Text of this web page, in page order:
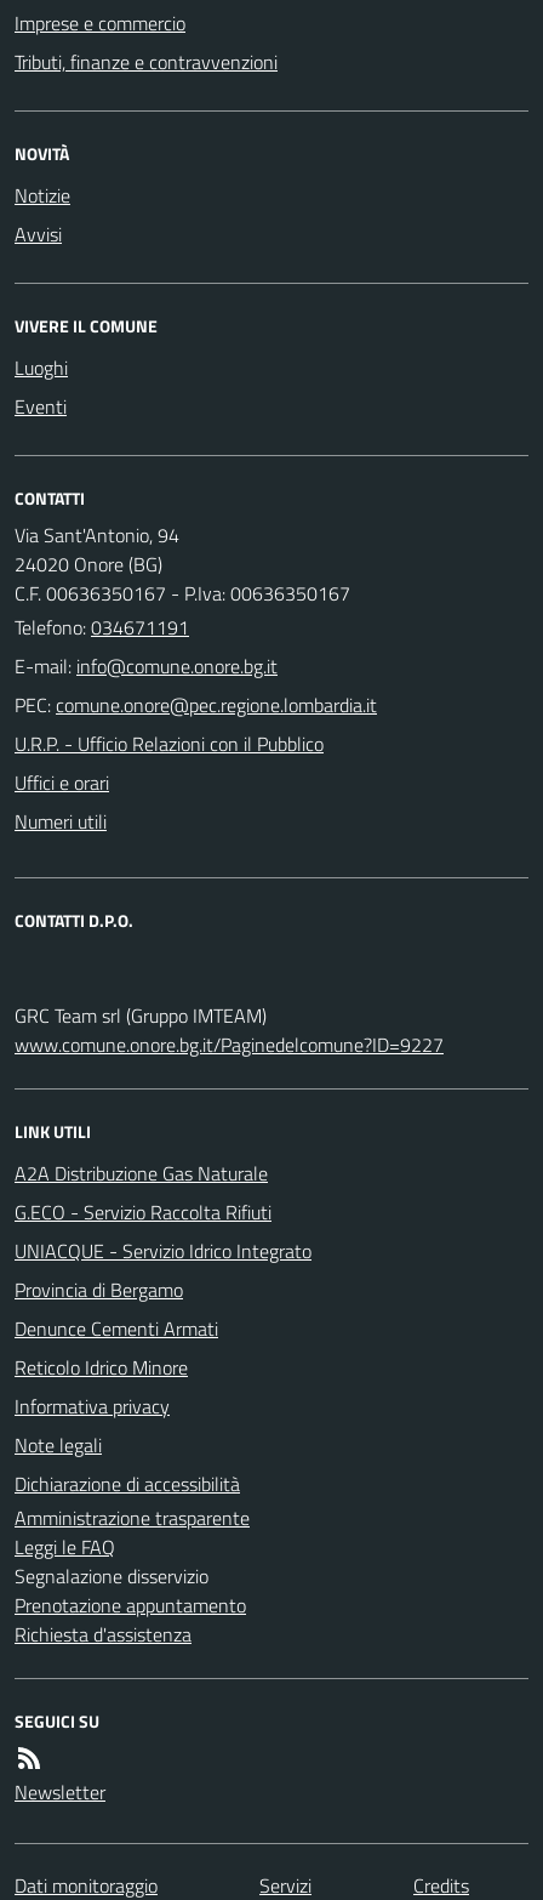
Imprese e commercio
Tributi, finanze e contravvenzioni
NOVITÀ
Notizie
Avvisi
VIVERE IL COMUNE
Luoghi
Eventi
CONTATTI
Via Sant'Antonio, 94
24020 Onore (BG)
C.F. 00636350167 - P.Iva: 00636350167
Telefono:034671191
E-mail:
PEC:
U.R.P. - Ufficio Relazioni con il Pubblico
Uffici e orari
Numeri utili
CONTATTI D.P.O.
GRC Team srl (Gruppo IMTEAM)
www.comune.onore.bg.it/Paginedelcomune?ID=9227
LINK UTILI
A2A Distribuzione Gas Naturale
G.ECO - Servizio Raccolta Rifiuti
UNIACQUE - Servizio Idrico Integrato
Provincia di Bergamo
Denunce Cementi Armati
Reticolo Idrico Minore
Informativa privacy
Note legali
Dichiarazione di accessibilità
Amministrazione trasparente
Leggi le FAQ
Segnalazione disservizio
Prenotazione appuntamento
Richiesta d'assistenza
SEGUICI SU
Newsletter
Dati monitoraggio Servizi
Credits